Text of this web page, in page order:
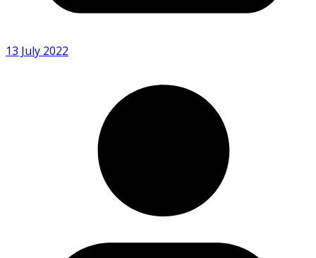
13 July 2022